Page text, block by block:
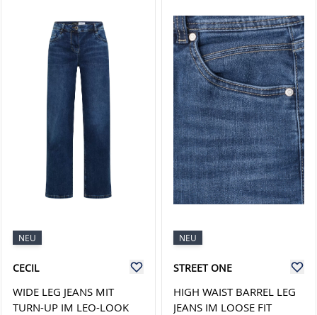
NEU
CECIL
WIDE LEG JEANS MIT
TURN-UP IM LEO-LOOK
NEU
STREET ONE
HIGH WAIST BARREL LEG
JEANS IM LOOSE FIT